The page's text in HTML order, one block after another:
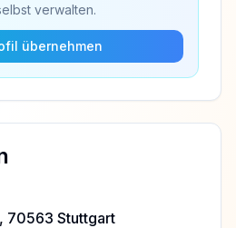
verwalten.
übernehmen
70563 Stuttgart